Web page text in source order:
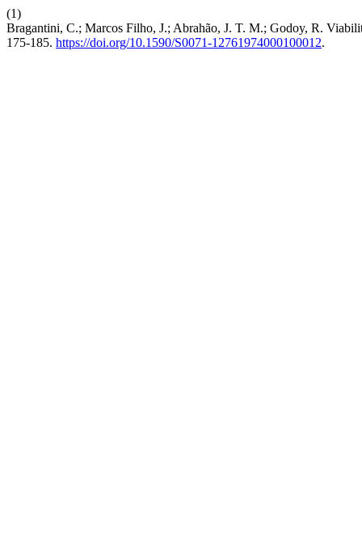
(1)
Bragantini, C.; Marcos Filho, J.; Abrahão, J. T. M.; Godoy, R.
175-185. https://doi.org/10.1590/S0071-12761974000100012.